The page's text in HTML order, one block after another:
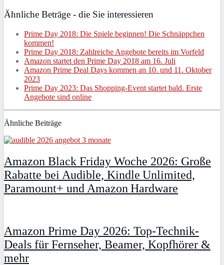
Ähnliche Beträge - die Sie interessieren
Prime Day 2018: Die Spiele beginnen! Die Schnäppchen
kommen!
Prime Day 2018: Zahlreiche Angebote bereits im Vorfeld
Amazon startet den Prime Day 2018 am 16. Juli
Amazon Prime Deal Days kommen an 10. und 11. Oktober
2023
Prime Day 2023: Das Shopping-Event startet bald. Erste
Angebote sind online
Ähnliche Beiträge
Amazon Black Friday Woche 2026: Große
Rabatte bei Audible, Kindle Unlimited,
Paramount+ und Amazon Hardware
Amazon Prime Day 2026: Top-Technik-
Deals für Fernseher, Beamer, Kopfhörer &
mehr